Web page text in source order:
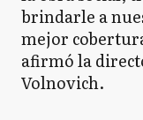
brindarle a
mejor
afirmó la
Volnovich.